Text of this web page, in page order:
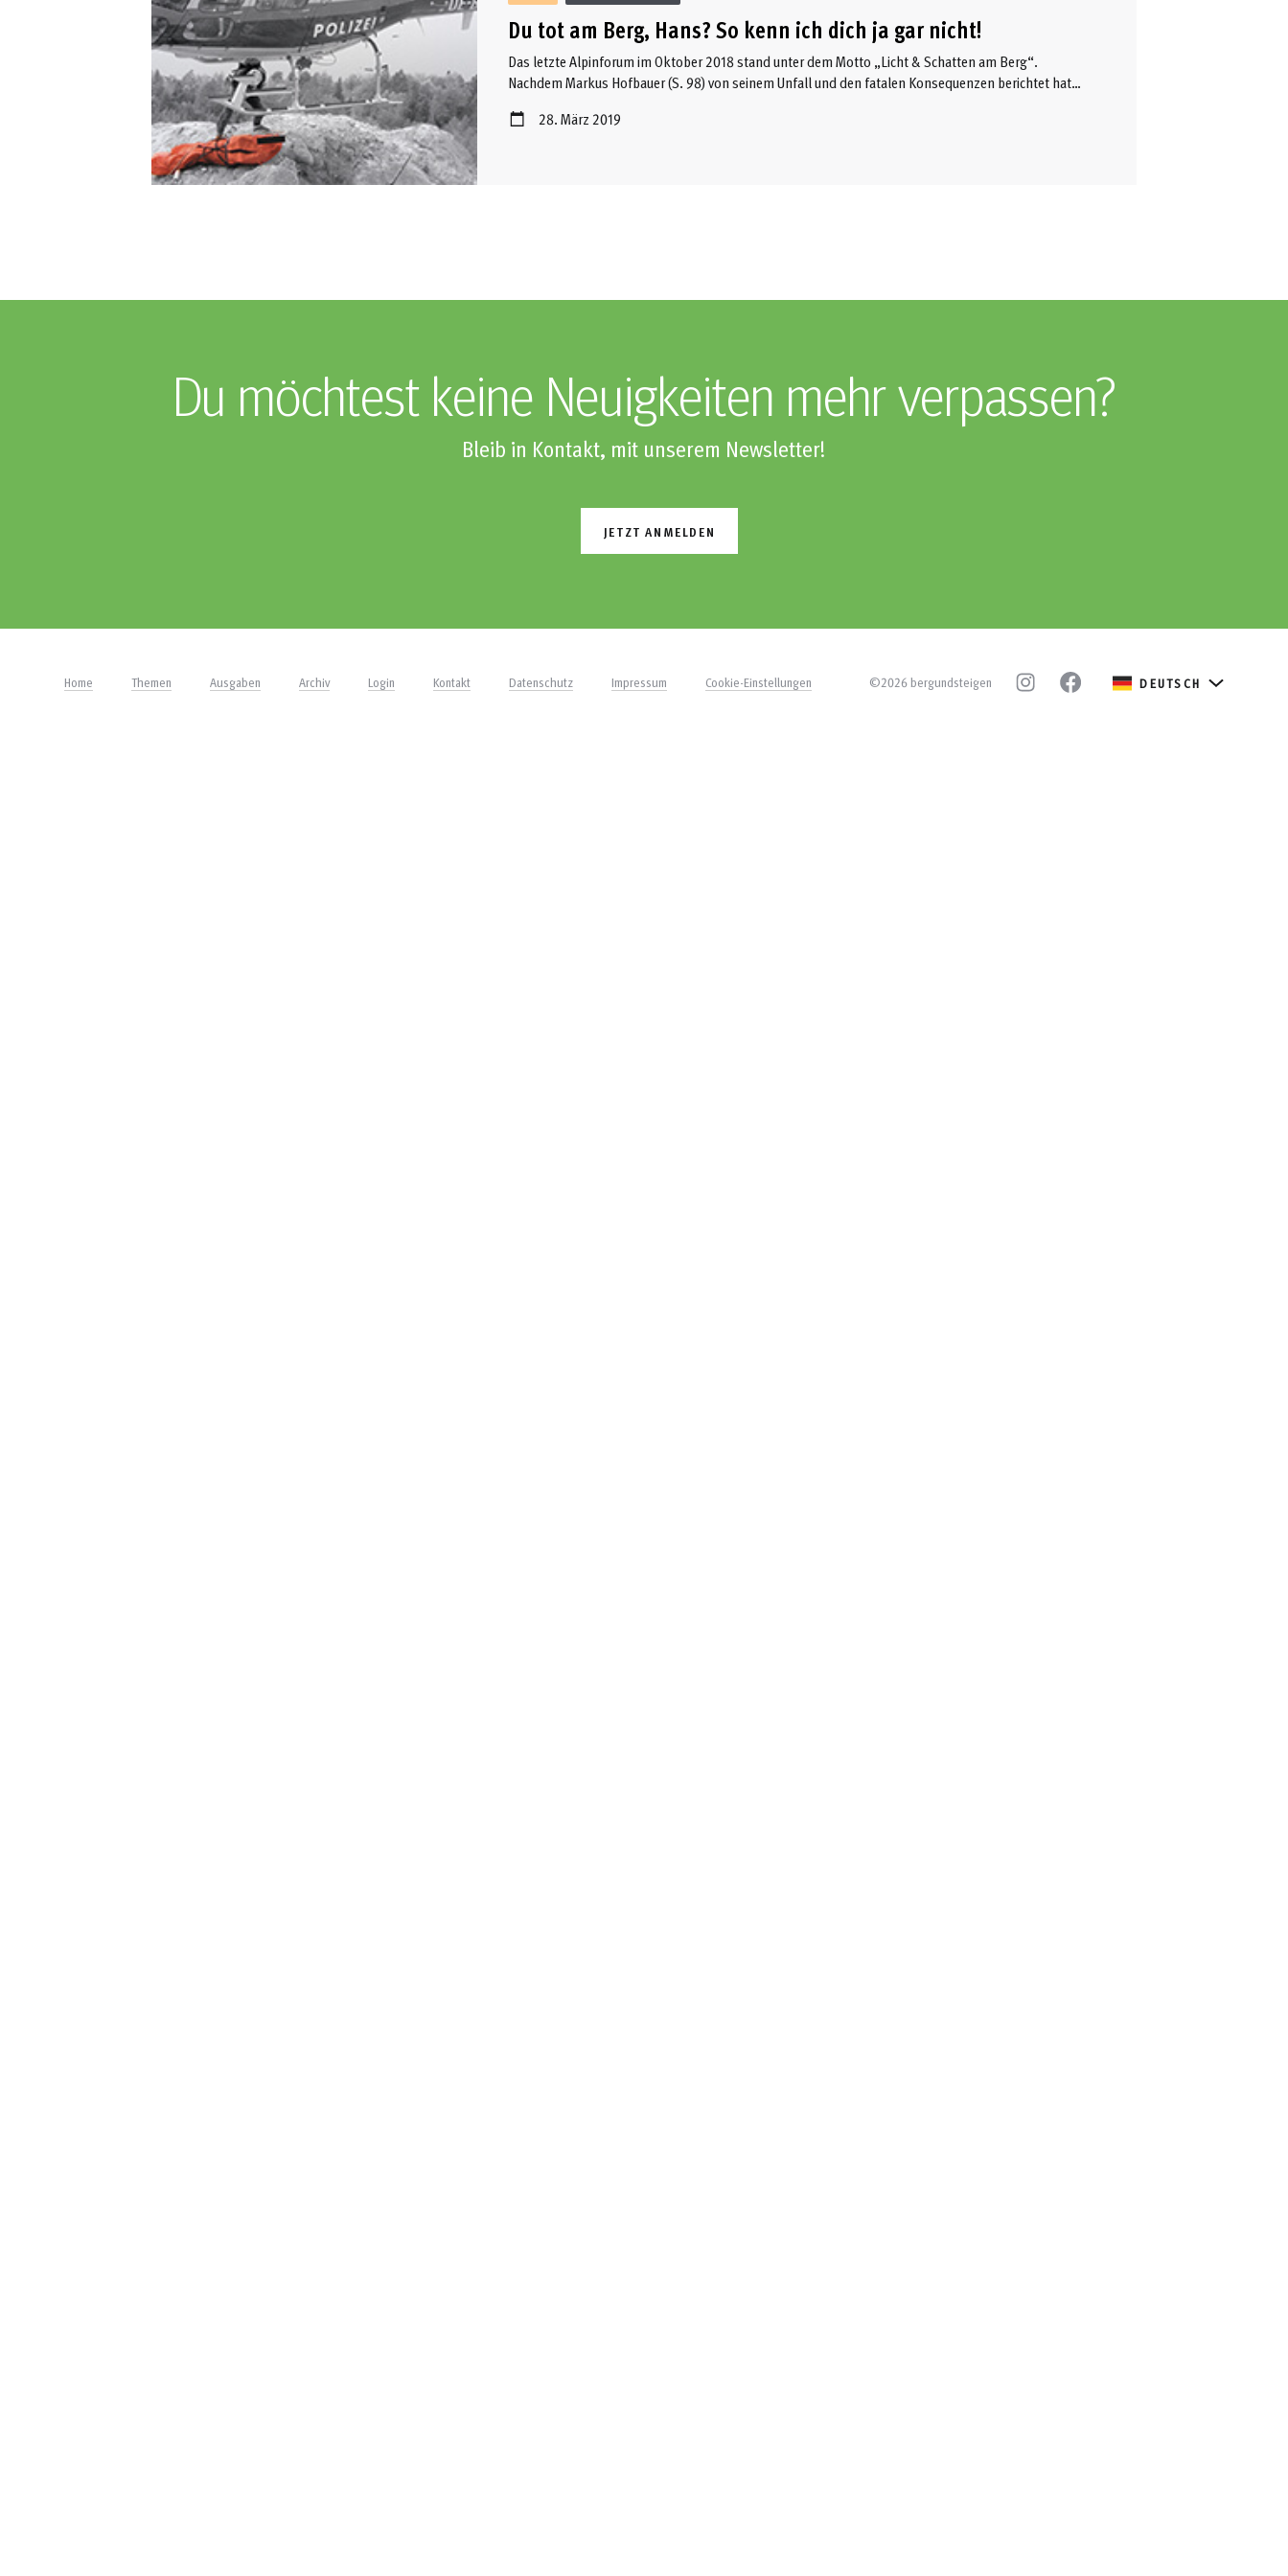
Du tot am Berg, Hans? So kenn ich dich ja gar nicht!
Das letzte Alpinforum im Oktober 2018 stand unter dem Motto „Licht & Schatten am Berg“.
Nachdem Markus Hofbauer (S. 98) von seinem Unfall und den fatalen Konsequenzen berichtet hat,
begehrt für Interviews und Praktikas ist), was der Tod eines nahestehenden Menschen bei uns
28. März 2019
Du möchtest keine Neuigkeiten mehr verpassen?
Bleib in Kontakt, mit unserem Newsletter!
JETZT ANMELDEN
Home Themen Ausgaben Archiv Login Kontakt Datenschutz Impressum Cookie-Einstellungen ©2026 bergundsteigen DEUTSCH